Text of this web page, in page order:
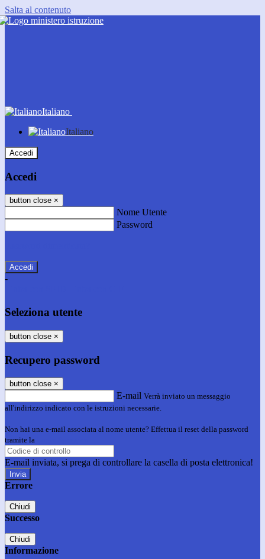
Salta al contenuto
Italiano
Italiano
Accedi
Accedi
button close ×
Nome Utente
Password
-
Seleziona utente
button close ×
Recupero password
button close ×
E-mail Verrà inviato un messaggio
all'indirizzo indicato con le istruzioni necessarie.
Non hai una e-mail associata al nome utente? Effettua il reset della password
tramite la
E-mail inviata, si prega di controllare la casella di posta elettronica!
Errore
Chiudi
Successo
Chiudi
Informazione